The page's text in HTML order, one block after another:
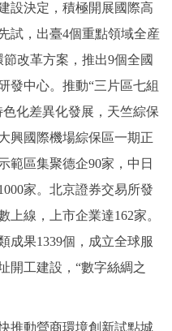
設決定，積極開展國際高
試，出臺4個重點領域全産
改革方案，推出9個全國
發中心。推動“三片區七組
化差異化發展，天竺綜保
興國際機場綜保區一期正
範區集聚德企90家，中日
家。北京證券交易所發
上線，上市企業達162家。
成果1339個，成立全球服
開工建設，“數字絲綢之
動營商環境創新試點城